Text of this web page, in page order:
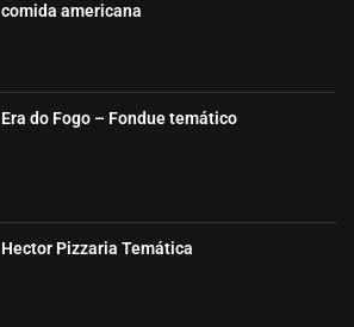
comida americana
Era do Fogo – Fondue temático
Hector Pizzaria Temática